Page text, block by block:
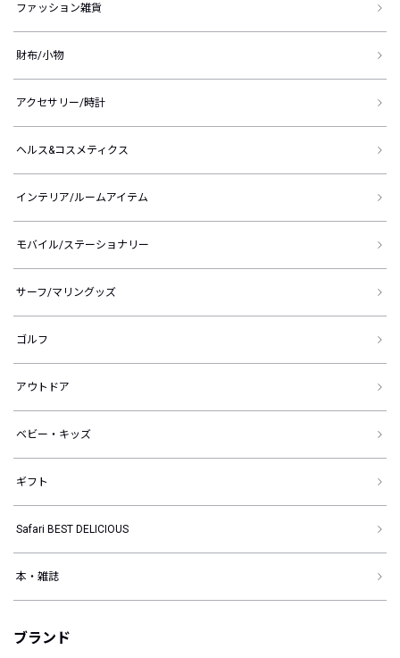
ファッション雑貨
財布/小物
アクセサリー/時計
ヘルス&コスメティクス
インテリア/ルームアイテム
モバイル/ステーショナリー
サーフ/マリングッズ
ゴルフ
アウトドア
ベビー・キッズ
ギフト
Safari BEST DELICIOUS
本・雑誌
ブランド